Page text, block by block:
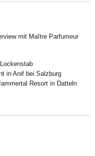
mit Maître Parfumeur
in Anif bei Salzburg
Resort in Datteln